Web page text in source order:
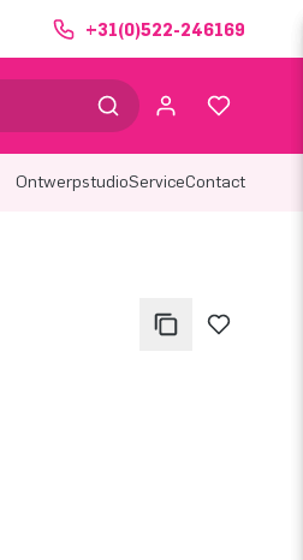
+31(0)522-246169
OntwerpstudioServiceContact